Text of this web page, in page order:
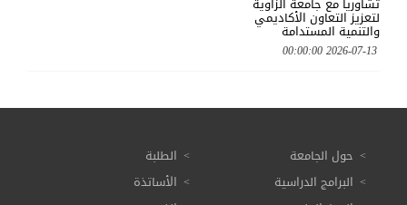
لتعزيز التعاون الأكاديمي
والتنمية المستدامة
2026-07-13 00:00:00
حول الجامعة
البرامج الدراسية
الطلبة
الأساتذة